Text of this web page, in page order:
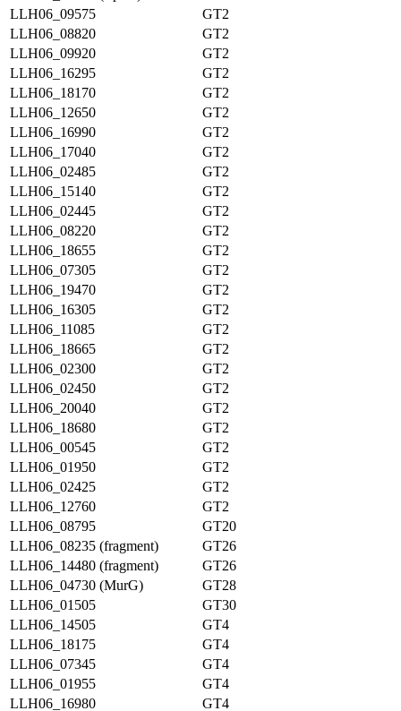
LLH06_09575
GT2
LLH06_08820
GT2
LLH06_09920
GT2
LLH06_16295
GT2
LLH06_18170
GT2
LLH06_12650
GT2
LLH06_16990
GT2
LLH06_17040
GT2
LLH06_02485
GT2
LLH06_15140
GT2
LLH06_02445
GT2
LLH06_08220
GT2
LLH06_18655
GT2
LLH06_07305
GT2
LLH06_19470
GT2
LLH06_16305
GT2
LLH06_11085
GT2
LLH06_18665
GT2
LLH06_02300
GT2
LLH06_02450
GT2
LLH06_20040
GT2
LLH06_18680
GT2
LLH06_00545
GT2
LLH06_01950
GT2
LLH06_02425
GT2
LLH06_12760
GT2
LLH06_08795
GT20
LLH06_08235 (fragment)
GT26
LLH06_14480 (fragment)
GT26
LLH06_04730 (MurG)
GT28
LLH06_01505
GT30
LLH06_14505
GT4
LLH06_18175
GT4
LLH06_07345
GT4
LLH06_01955
GT4
LLH06_16980
GT4